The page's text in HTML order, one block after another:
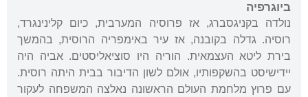
ביוגרפיה
נולדה בקניגסברג, אז פרוסיה המערבית, כיום קלינינגרד,
רוסיה. גדלה בקובנה, אז עיר באימפריה הרוסית, בהמשך
בירת ליטא העצמאית. הוריה היו סוציאליסטים. אביה היה
יידישיסט בהשקפותיו, אולם לשון הדיבור בבית היתה רוסית.
עם פרוץ מלחמת העולם הראשונה נאלצה המשפחה לעקור